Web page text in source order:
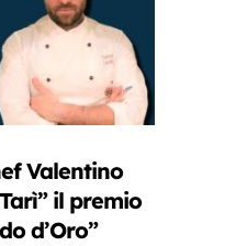
Valentino
il premio
d’Oro”